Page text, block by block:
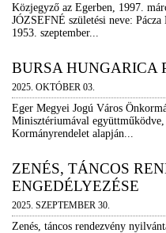
Közjegyző az Egerben, 1997.
JÓZSEFNÉ születési neve:
1953. szeptember...
BURSA HUNGARICA
2025. OKTÓBER 03.
Eger Megyei Jogú Város
Minisztériumával
Kormányrendelet alapján...
ZENÉS, TÁNCOS
ENGEDÉLYEZÉSE
2025. SZEPTEMBER 30.
Zenés, táncos rendezvény